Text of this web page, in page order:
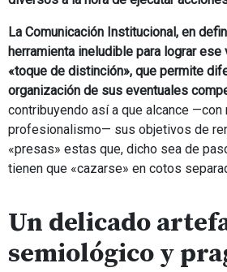
La Comunicación Institucional, en
herramienta ineludible para lograr ese
«toque de distinción», que permite
organización de sus eventuales
contribuyendo así a que alcance —con
profesionalismo— sus objetivos de
«presas» estas que, dicho sea de
tienen que «cazarse» en cotos
Un delicado
semiológico y